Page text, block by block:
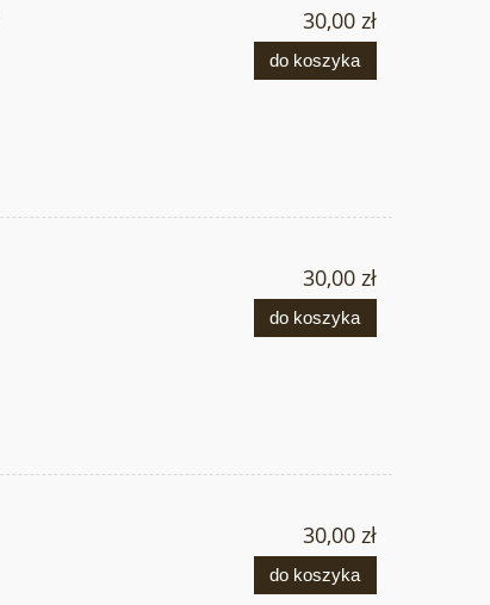
30,00 zł
do koszyka
30,00 zł
do koszyka
30,00 zł
do koszyka